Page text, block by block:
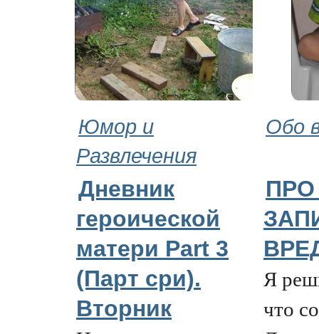
Юмор и
Развлечения
Обо
Дневник
героической
матери Part 3
(Парт сри).
Вторник
ПРО
Я
что